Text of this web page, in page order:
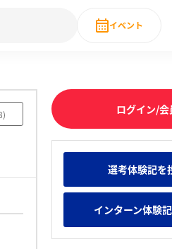
新卒就職人気企業ランキング みん
・DX現場社員インタビュー
イベント
直近
) ログイン/会
選考体験記を
インターン体験